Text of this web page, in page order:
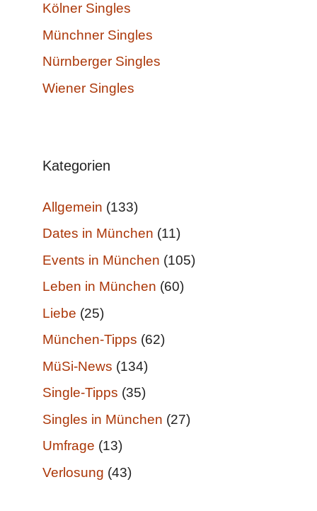
Kölner Singles
Münchner Singles
Nürnberger Singles
Wiener Singles
Kategorien
Allgemein (133)
Dates in München (11)
Events in München (105)
Leben in München (60)
Liebe (25)
München-Tipps (62)
MüSi-News (134)
Single-Tipps (35)
Singles in München (27)
Umfrage (13)
Verlosung (43)